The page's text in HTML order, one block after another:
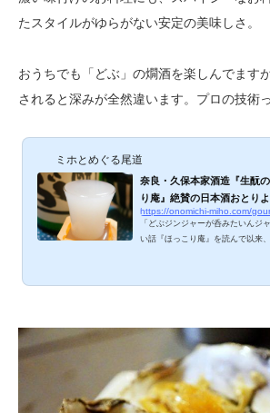
たスタイルがゆらがない安定の美味しさ。
おうちでも「どぶ」の燗酒を楽しんでます
されると深みが全然違います。プロの技術
ミホとめぐる尾道
奈良・久保本家酒造『生酛
り庵』絶賛の日本酒おとり
https://onomichi-miho.com/
「どぶジンジャーが呑みたいんジ
い話『ほっこり庵』を読んで以来
っておきます。このお酒は、危険
こめて醸しておられる日本酒。目
し、瓶詰めしたあと、にごり酒の